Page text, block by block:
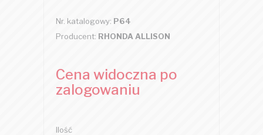
Nr. katalogowy: P64
Producent: RHONDA ALLISON
Cena widoczna po
zalogowaniu
Ilość